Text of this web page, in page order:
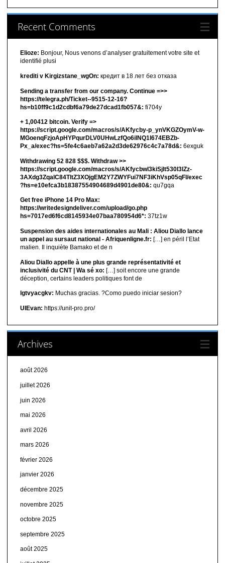
Recent Comments
Elioze: Bonjour, Nous venons d’analyser gratuitement votre site et
identifié plusi
krediti v Kirgizstane_wgOn: кредит в 18 лет без отказа
Sending a transfer from our company. Continue =>>
https://telegra.ph/Ticket--9515-12-16?
hs=b10ff9c1d2cdbf6a79de27dcad1fb057&: fi704y
+ 1,00412 bitсоin. Verify =>
https://script.google.com/macros/s/AKfycby-p_ynVKGZOymV-w-
MGoenqFzjoApHYPqurDLV0UHwLzfQo6ilNQ1l674EBZb-
Px_a/exec?hs=5fe4c6aeb7a62a2d3de62976c4c7a78d&: 6exguk
Withdrawing 52 828 $$$. Withdrаw >>
https://script.google.com/macros/s/AKfycbwl3kiSjlt530I3lZz-
3AXdg3ZqalC84TltZ3XOjgEM2Y7ZWYFui7NF3iKhVsp05qFl/exec
?hs=e10efca3b18387554904689d4901de80&: qu7gqa
Get free iPhone 14 Pro Max:
https://writedesigndeliver.com/upload/go.php
hs=7017ed6f6cd8145934e07baa780954d6*: 37tz1w
Suspension des aides internationales au Mali : Aliou Diallo lance
un appel au sursaut national - Afriquenligne.fr: […] en péril l’Etat
malien. Il inquiète Bamako et de n
Aliou Diallo appelle à une plus grande représentativité et
inclusivité du CNT | Wa sé xo: […] soit encore une grande
déception, certains leaders politiques font de
lgtvyacgkv: Muchas gracias. ?Como puedo iniciar sesion?
UIEvan: https://unit-pro.pro/
Archives
août 2026
juillet 2026
juin 2026
mai 2026
avril 2026
mars 2026
février 2026
janvier 2026
décembre 2025
novembre 2025
octobre 2025
septembre 2025
août 2025